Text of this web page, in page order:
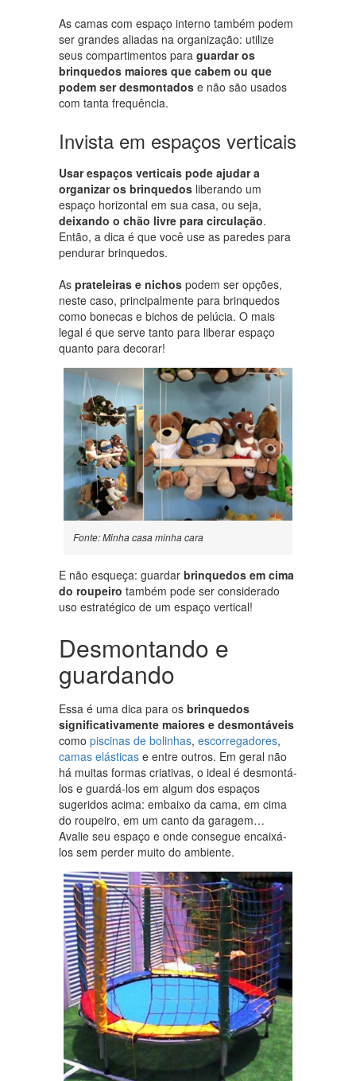
As camas com espaço interno também podem
ser grandes aliadas na organização: utilize
seus compartimentos para guardar os
brinquedos maiores que cabem ou que
podem ser desmontados e não são usados
com tanta frequência.
Invista em espaços verticais
Usar espaços verticais pode ajudar a
organizar os brinquedos liberando um
espaço horizontal em sua casa, ou seja,
deixando o chão livre para circulação.
Então, a dica é que você use as paredes para
pendurar brinquedos.
As prateleiras e nichos podem ser opções,
neste caso, principalmente para brinquedos
como bonecas e bichos de pelúcia. O mais
legal é que serve tanto para liberar espaço
quanto para decorar!
Fonte: Minha casa minha cara
E não esqueça: guardar brinquedos em cima
do roupeiro também pode ser considerado
uso estratégico de um espaço vertical!
Desmontando e
guardando
Essa é uma dica para os brinquedos
significativamente maiores e desmontáveis
como piscinas de bolinhas, escorregadores,
camas elásticas e entre outros. Em geral não
há muitas formas criativas, o ideal é desmontá-
los e guardá-los em algum dos espaços
sugeridos acima: embaixo da cama, em cima
do roupeiro, em um canto da garagem…
Avalie seu espaço e onde consegue encaixá-
los sem perder muito do ambiente.